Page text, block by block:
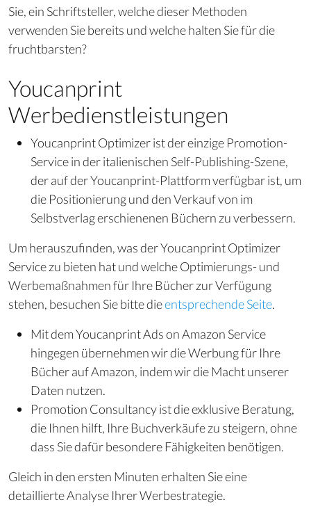
Sie, ein Schriftsteller, welche dieser Methoden
verwenden Sie bereits und welche halten Sie für die
fruchtbarsten?
Youcanprint
Werbedienstleistungen
Youcanprint Optimizer ist der einzige Promotion-
Service in der italienischen Self-Publishing-Szene,
der auf der Youcanprint-Plattform verfügbar ist, um
die Positionierung und den Verkauf von im
Selbstverlag erschienenen Büchern zu verbessern.
Um herauszufinden, was der Youcanprint Optimizer
Service zu bieten hat und welche Optimierungs- und
Werbemaßnahmen für Ihre Bücher zur Verfügung
stehen, besuchen Sie bitte dieentsprechende Seite.
Mit dem Youcanprint Ads on Amazon Service
hingegen übernehmen wir die Werbung für Ihre
Bücher auf Amazon, indem wir die Macht unserer
Daten nutzen.
Promotion Consultancy ist die exklusive Beratung,
die Ihnen hilft, Ihre Buchverkäufe zu steigern, ohne
dass Sie dafür besondere Fähigkeiten benötigen.
Gleich in den ersten Minuten erhalten Sie eine
detaillierte Analyse Ihrer Werbestrategie.